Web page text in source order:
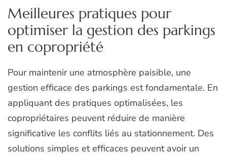
Meilleures pratiques pour
optimiser la gestion des parkings
en copropriété
Pour maintenir une atmosphère paisible, une
gestion efficace des parkings est fondamentale. En
appliquant des pratiques optimalisées, les
copropriétaires peuvent réduire de manière
significative les conflits liés au stationnement. Des
solutions simples et efficaces peuvent avoir un